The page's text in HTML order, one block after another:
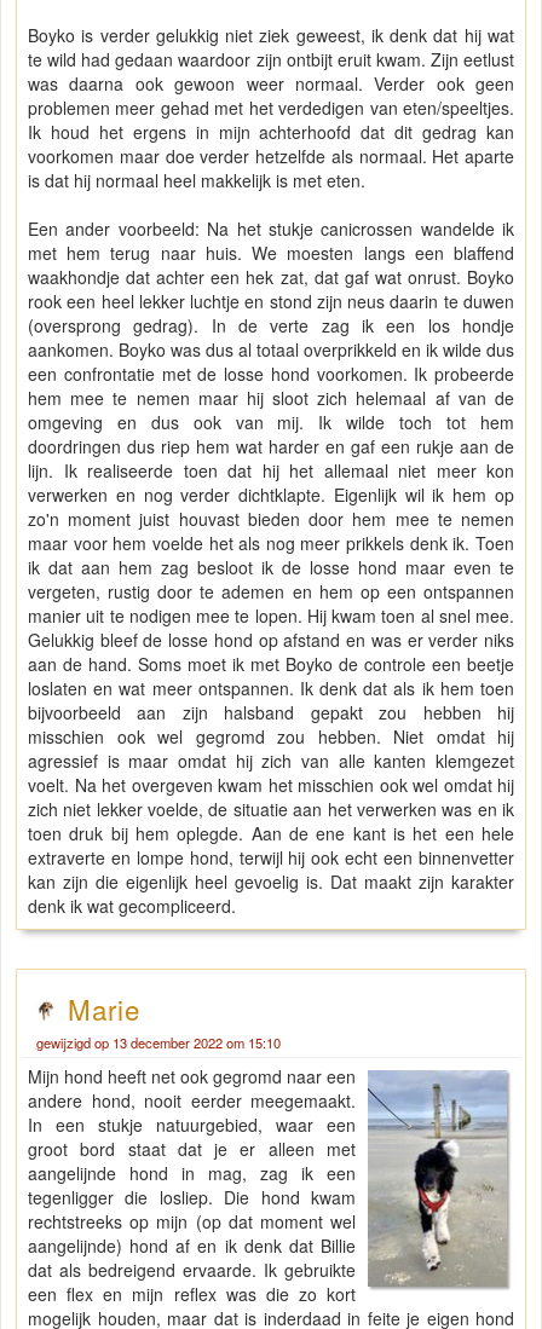
Boyko is verder gelukkig niet ziek geweest, ik denk dat hij wat
te wild had gedaan waardoor zijn ontbijt eruit kwam. Zijn eetlust
was daarna ook gewoon weer normaal. Verder ook geen
problemen meer gehad met het verdedigen van eten/speeltjes.
Ik houd het ergens in mijn achterhoofd dat dit gedrag kan
voorkomen maar doe verder hetzelfde als normaal. Het aparte
is dat hij normaal heel makkelijk is met eten.
Een ander voorbeeld: Na het stukje canicrossen wandelde ik
met hem terug naar huis. We moesten langs een blaffend
waakhondje dat achter een hek zat, dat gaf wat onrust. Boyko
rook een heel lekker luchtje en stond zijn neus daarin te duwen
(oversprong gedrag). In de verte zag ik een los hondje
aankomen. Boyko was dus al totaal overprikkeld en ik wilde dus
een confrontatie met de losse hond voorkomen. Ik probeerde
hem mee te nemen maar hij sloot zich helemaal af van de
omgeving en dus ook van mij. Ik wilde toch tot hem
doordringen dus riep hem wat harder en gaf een rukje aan de
lijn. Ik realiseerde toen dat hij het allemaal niet meer kon
verwerken en nog verder dichtklapte. Eigenlijk wil ik hem op
zo'n moment juist houvast bieden door hem mee te nemen
maar voor hem voelde het als nog meer prikkels denk ik. Toen
ik dat aan hem zag besloot ik de losse hond maar even te
vergeten, rustig door te ademen en hem op een ontspannen
manier uit te nodigen mee te lopen. Hij kwam toen al snel mee.
Gelukkig bleef de losse hond op afstand en was er verder niks
aan de hand. Soms moet ik met Boyko de controle een beetje
loslaten en wat meer ontspannen. Ik denk dat als ik hem toen
bijvoorbeeld aan zijn halsband gepakt zou hebben hij
misschien ook wel gegromd zou hebben. Niet omdat hij
agressief is maar omdat hij zich van alle kanten klemgezet
voelt. Na het overgeven kwam het misschien ook wel omdat hij
zich niet lekker voelde, de situatie aan het verwerken was en ik
toen druk bij hem oplegde. Aan de ene kant is het een hele
extraverte en lompe hond, terwijl hij ook echt een binnenvetter
kan zijn die eigenlijk heel gevoelig is. Dat maakt zijn karakter
denk ik wat gecompliceerd.
Marie
gewijzigd op 13 december 2022 om 15:10
Mijn hond heeft net ook gegromd naar een
andere hond, nooit eerder meegemaakt.
In een stukje natuurgebied, waar een
groot bord staat dat je er alleen met
aangelijnde hond in mag, zag ik een
tegenligger die losliep. Die hond kwam
rechtstreeks op mijn (op dat moment wel
aangelijnde) hond af en ik denk dat Billie
dat als bedreigend ervaarde. Ik gebruikte
een flex en mijn reflex was die zo kort
mogelijk houden, maar dat is inderdaad in feite je eigen hond